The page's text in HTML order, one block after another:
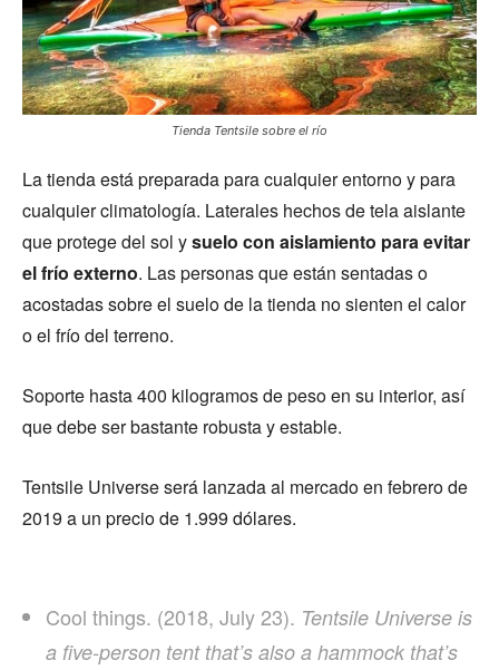
Tienda Tentsile sobre el río
La tienda está preparada para cualquier entorno y para
cualquier climatología. Laterales hechos de tela aislante
que protege del sol ysuelo con aislamiento para evitar
el frío externo. Las personas que están sentadas o
acostadas sobre el suelo de la tienda no sienten el calor
o el frío del terreno.
Soporte hasta 400 kilogramos de peso en su interior, así
que debe ser bastante robusta y estable.
Tentsile Universe será lanzada al mercado en febrero de
2019 a un precio de 1.999 dólares.
Cool things. (2018, July 23). Tentsile Universe is
a five-person tent that’s also a hammock that’s